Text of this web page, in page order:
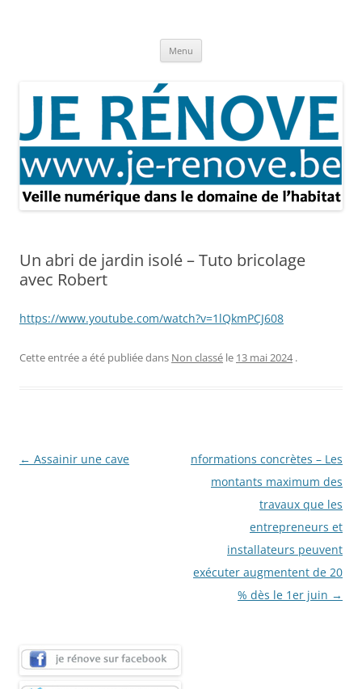
Menu
Un abri de jardin isolé – Tuto bricolage
avec Robert
https://www.youtube.com/watch?v=1lQkmPCJ608
Cette entrée a été publiée dans Non classé le 13 mai 2024 .
Navigation
← Assainir une cave
nformations concrètes – Les
montants maximum des
travaux que les
entrepreneurs et
installateurs peuvent
exécuter augmentent de 20
% dès le 1er juin →